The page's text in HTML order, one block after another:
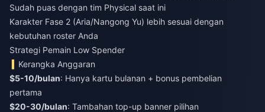
Sudah puas dengan tim Physical saat ini
Karakter Fase 2 (Aria/Nangong Yu) lebih sesuai dengan
kebutuhan roster Anda
Strategi Pemain Low Spender
Kerangka Anggaran
$5-10/bulan: Hanya kartu bulanan + bonus pembelian
pertama
$20-30/bulan: Tambahan top-up banner pilihan